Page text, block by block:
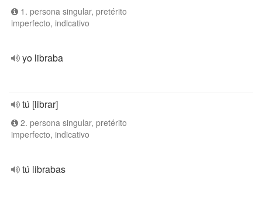
1. persona singular, pretérito
imperfecto, indicativo
yo libraba
tú [librar]
2. persona singular, pretérito
imperfecto, indicativo
tú librabas